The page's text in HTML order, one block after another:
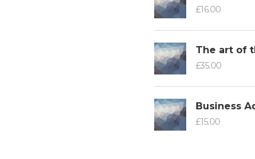
£16.00
The art of
£35.00
Business
£15.00